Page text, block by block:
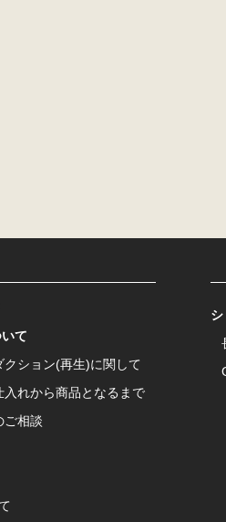
当社また
当社また
ますが、常に
本サイトに掲
で、私的使用な
当社からお客
て
クション(再生)に関して
入れから商品となるまで
ご相談